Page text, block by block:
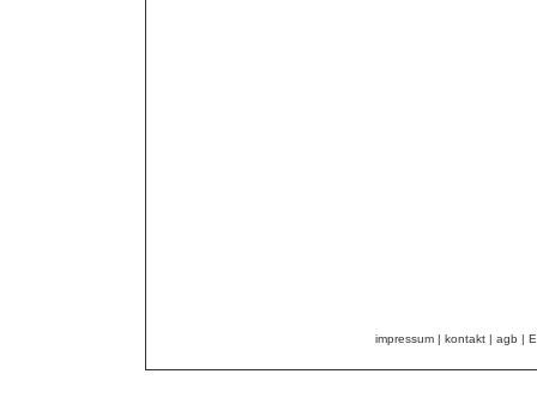
impressum | kontakt | agb |